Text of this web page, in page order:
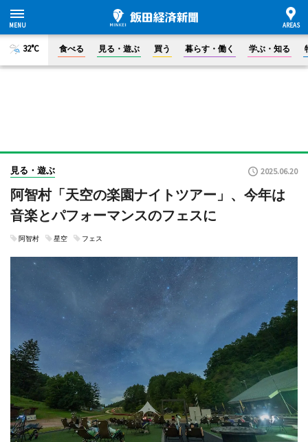
32°C 食べる 見る・遊ぶ 買う 暮らす・働く 学ぶ・知る
見る・遊ぶ 2025.06.20
阿智村「天空の楽園ナイトツアー」、今年は
音楽とパフォーマンスのフェスに
阿智村 星空 フェス